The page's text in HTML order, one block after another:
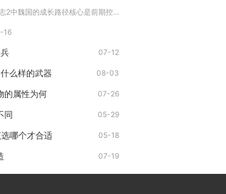
少年三国志2中魏国的成长路径核心是前期控制减怒过渡、中期合击...
16
07-12
么样的武器 08-03
的属性为何 07-26
同 05-29
哪个才合适 05-18
07-19